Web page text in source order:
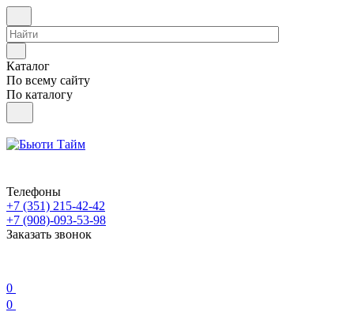
Каталог
По всему сайту
По каталогу
Телефоны
+7 (351) 215-42-42
+7 (908)-093-53-98
Заказать звонок
0
0